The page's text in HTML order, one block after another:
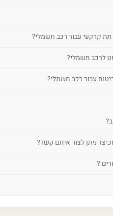
תת קרקעי עבור רכב חשמלי?
לרכב חשמלי?
עבור רכב חשמלי?
?